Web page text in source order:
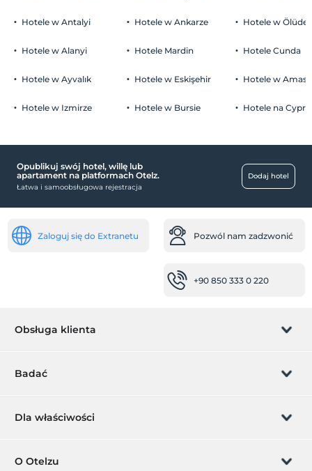
Hotele w Antalyi
Hotele w Alanyi
Hotele w Ayvalık
Hotele w Izmirze
Hotele w Ankarze
Hotele Mardin
Hotele w Eskişehir
Hotele w Bursie
Hotele w
Hotele Cunda
Hotele w
Hotele na
Opublikuj swój hotel, willę lub
apartament na platformach Otelz.
Łatwa i samoobsługowa rejestracja
Dodaj hotel
Zaloguj się do Extranetu Pozwól nam zadzwonić
+90 850 333 0 220
Obsługa klienta
Zarządzanie rezerwacją
Badać
Karta podarunkowa
Dla właściwości
Dodaj swój hotel
O Otelzu